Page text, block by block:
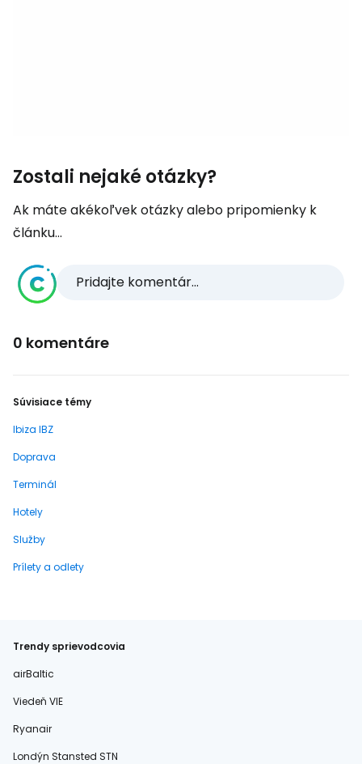
Zostali nejaké otázky?
Ak máte akékoľvek otázky alebo pripomienky k
článku...
Pridajte komentár...
0 komentáre
Súvisiace témy
Ibiza IBZ
Doprava
Terminál
Hotely
Služby
Prílety a odlety
Trendy sprievodcovia
airBaltic
Viedeň VIE
Ryanair
Londýn Stansted STN